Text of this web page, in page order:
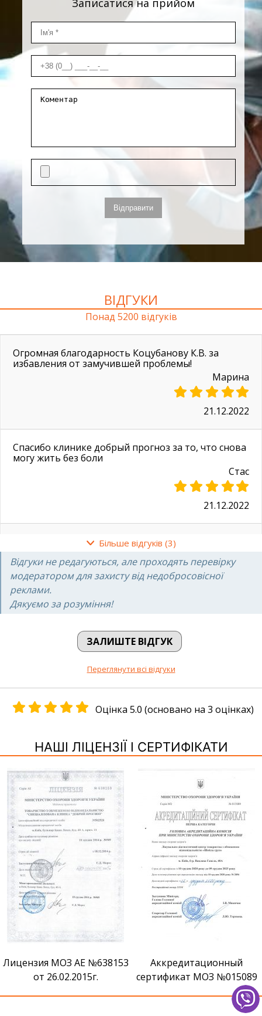
Записатися на прийом
ВІДГУКИ
Понад 5200 відгуків
Огромная благодарность Коцубанову К.В. за
избавления от замучившей проблемы!
Марина
21.12.2022
Спасибо клинике добрый прогноз за то, что снова
могу жить без боли
Стас
21.12.2022
Колоссальное и огромное спасибо всему
коллективу клиники “Добрый прогноз”!
Отдельное огромное спасибо доктору Кацубанову
Константину Викторовичу, за профессионализм,
внимание, подход, помощь и психологическую
поддержку!
Пришли на консультацию по рекомендации
Диагноз – хронический геморрой.
Все прошло успешно и хорошо. Всем советую, не
выздоравливайте)))))
Надежда
Більше відгуків (3)
Відгуки не редагуються, але проходять перевірку
модератором для захисту від недобросовісної
реклами.
Дякуємо за розуміння!
ЗАЛИШТЕ ВІДГУК
Переглянути всі відгуки
Оцінка 5.0 (основано на 3 оцінках)
НАШІ ЛІЦЕНЗІЇ І СЕРТИФІКАТИ
Аккредитационный
сертификат МОЗ №015089
Сертификат признания ВМ